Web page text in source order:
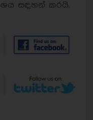
සඳහන් කරයි.